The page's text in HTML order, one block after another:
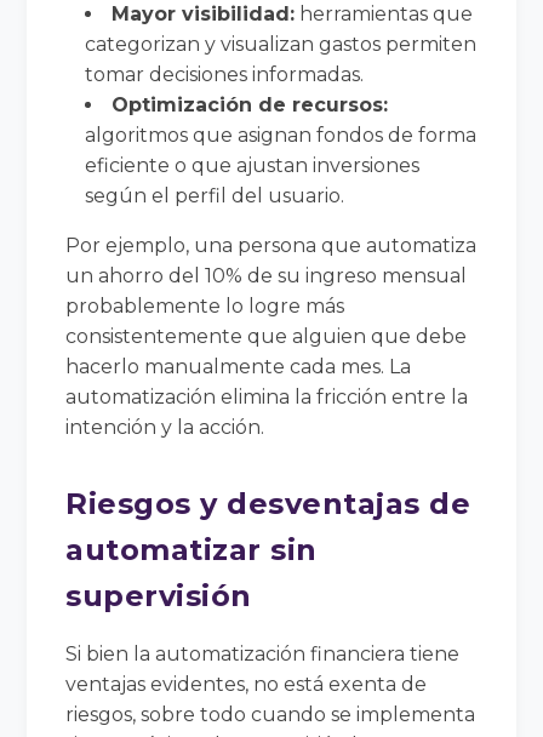
Mayor visibilidad: herramientas que
categorizan y visualizan gastos permiten
tomar decisiones informadas.
Optimización de recursos:
algoritmos que asignan fondos de forma
eficiente o que ajustan inversiones
según el perfil del usuario.
Por ejemplo, una persona que automatiza
un ahorro del 10% de su ingreso mensual
probablemente lo logre más
consistentemente que alguien que debe
hacerlo manualmente cada mes. La
automatización elimina la fricción entre la
intención y la acción.
Riesgos y desventajas de
automatizar sin
supervisión
Si bien la automatización financiera tiene
ventajas evidentes, no está exenta de
riesgos, sobre todo cuando se implementa